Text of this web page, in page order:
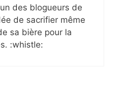
des blogueurs de
de sacrifier même
sa bière pour la
:whistle: